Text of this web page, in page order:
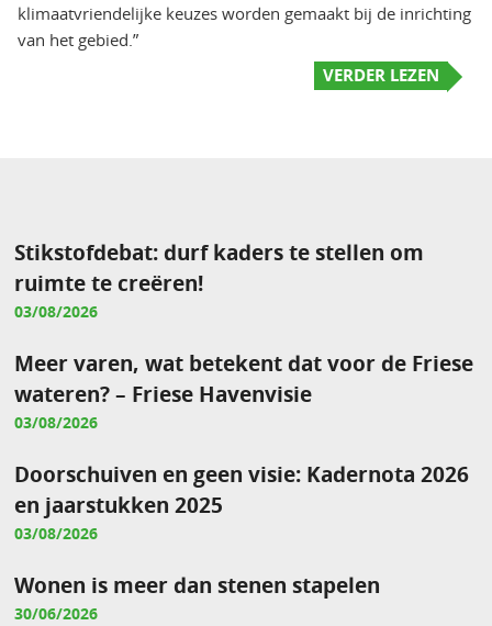
klimaatvriendelijke keuzes worden gemaakt bij de inrichting
van het gebied.”
VERDER LEZEN
Stikstofdebat: durf kaders te stellen om
ruimte te creëren!
03/08/2026
Meer varen, wat betekent dat voor de Friese
wateren? – Friese Havenvisie
03/08/2026
Doorschuiven en geen visie: Kadernota 2026
en jaarstukken 2025
03/08/2026
Wonen is meer dan stenen stapelen
30/06/2026